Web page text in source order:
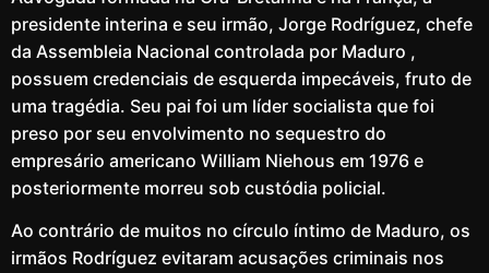
presidente interina e seu irmão, Jorge Rodríguez, chefe
da Assembleia Nacional controlada por Maduro ,
possuem credenciais de esquerda impecáveis, fruto de
uma tragédia. Seu pai foi um líder socialista que foi
preso por seu envolvimento no sequestro do
empresário americano William Niehous em 1976 e
posteriormente morreu sob custódia policial.
Ao contrário de muitos no círculo íntimo de Maduro, os
irmãos Rodríguez evitaram acusações criminais nos